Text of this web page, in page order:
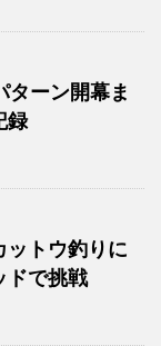
ターン開幕ま
録
ットウ釣りに
ドで挑戦